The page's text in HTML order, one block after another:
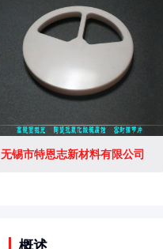
无锡市特恩志新材料有限公司